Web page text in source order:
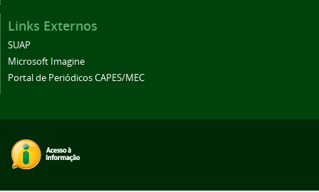
Links Externos
SUAP
Microsoft Imagine
Portal de Periódicos CAPES/MEC